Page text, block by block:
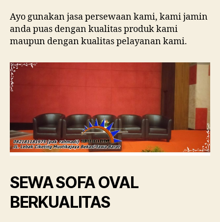
Ayo gunakan jasa persewaan kami, kami jamin
anda puas dengan kualitas produk kami
maupun dengan kualitas pelayanan kami.
SEWA SOFA OVAL
BERKUALITAS